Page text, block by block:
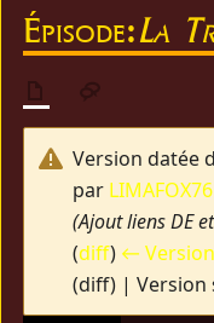
Épisode:La
Version datée
par LIMAFOX76
(Ajout liens DE
(diff) ←
(diff) |